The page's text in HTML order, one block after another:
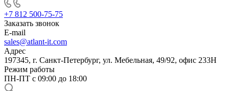
+7 812 500-75-75
Заказать звонок
E-mail
sales@atlant-it.com
Адрес
197345, г. Санкт-Петербург, ул. Мебельная, 49/92, офис 233Н
Режим работы
ПН-ПТ с 09:00 до 18:00